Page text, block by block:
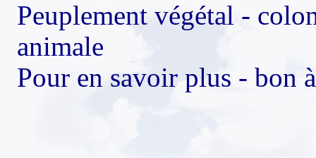
Peuplement végétal -
animale
Pour en savoir plus - bon